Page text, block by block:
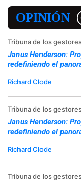
OPINIÓN
Tribuna de los
Janus Henderson:
redefiniendo el
Richard Clode
Tribuna de los
Janus Henderson:
redefiniendo el
Richard Clode
Tribuna de los